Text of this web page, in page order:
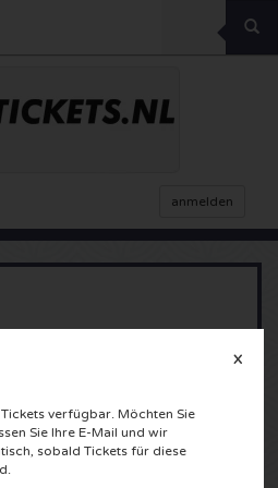
anmelden
X
verfügbar. Möchten Sie
Sie Ihre E-Mail und wir
sobald Tickets für diese